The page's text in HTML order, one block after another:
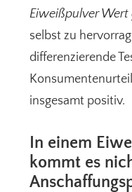
Eiweißpulver Wert
selbst zu
differenzierende
insgesamt positiv.
In einem
kommt es